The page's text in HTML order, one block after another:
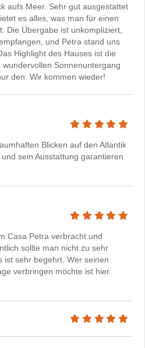
aufs Meer. Sehr gut ausgestattet
es alles, was man für einen
Die Übergabe ist unkompliziert,
und Petra stand uns
Highlight des Hauses ist die
Sonnenuntergang
den. Wir kommen wieder!
Blicken auf den Atlantik
sein Ausstattung garantieren
Casa Petra verbracht und
sollte man nicht zu sehr
ist sehr begehrt. Wer seinen
verbringen möchte ist hier